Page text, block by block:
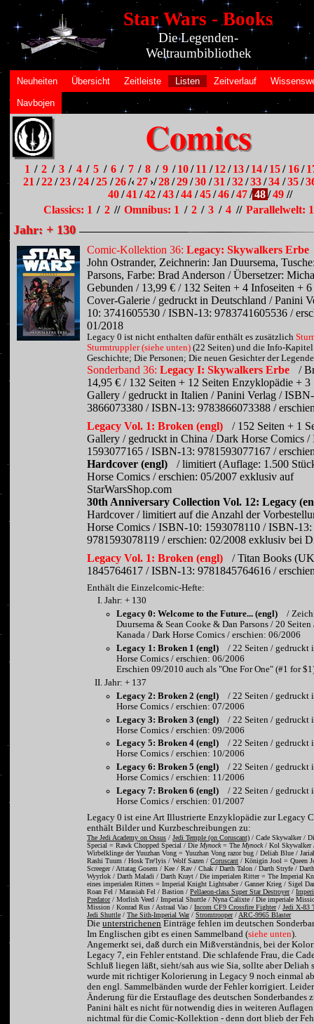
Star Wars - Books
Die Legenden-
Weltraumbibliothek
Neuheiten Übersicht Zeitleiste Listen Zeitverlauf
Navbojen
Comics
1 / 2 / 3 / 4 / 5 / 6 / 7 / 8 / 9 / 10/ 11 / 12/ 13/ 14/ 15 / 16 /
21 /22/23/24/25 / 26/‹27 ›/28/29 /30 /31 /32/33/34 / 35 /
40 /41 /42/43/44 / 45 /46/47/48 /49 //
Classics: 1 / 2 // Omnibus: 1 / 2 / 3 / 4 // Parallelwelt: 1
Jahr: + 130
Comic-Kollektion 36:Legacy: Skywalkers Erbe
John Ostrander, Zeichnerin: Jan Duursema,
Parsons, Farbe: Brad Anderson / Übersetzer:
Gebunden / 13,99 € / 132 Seiten + 4 Infoseiten + 6
Cover-Galerie / gedruckt in Deutschland / Panini
10: 3741605530 / ISBN-13: 9783741605536 /
01/2018
Legacy 0 ist nicht enthalten dafür enthält es zusätzlich
Sturmtruppler (siehe unten) (22 Seiten) und die Info-
Geschichte; Die Personen; Die neuen Gesichter der Legende
Sonderband 36:Legacy I: Skywalkers Erbe
/
14,95 € / 132 Seiten + 12 Seiten Enzyklopädie + 3
Gallery / gedruckt in Italien / Panini Verlag /
3866073380 / ISBN-13: 9783866073388 /
Legacy Vol. 1: Broken (engl)
/ 152 Seiten + 1
Gallery / gedruckt in China / Dark Horse Comics
1593077165 / ISBN-13: 9781593077167 /
Hardcover (engl)
/ limitiert (Auflage: 1.500
Horse Comics / erschien: 05/2007 exklusiv auf
StarWarsShop.com
30th Anniversary Collection Vol. 12: Legacy
Hardcover / limitiert auf die Anzahl der
Horse Comics / ISBN-10: 1593078110 / ISBN-13:
9781593078119 / erschien: 02/2008 exklusiv bei
Legacy Vol. 1: Broken (engl)
/ Titan Books
1845764617 / ISBN-13: 9781845764616 /
Enthält die Einzelcomic-Hefte:
Jahr: + 130
Legacy 0: Welcome to the Future... (engl)
/
Duursema & Sean Cooke & Dan Parsons / 20
Kanada / Dark Horse Comics / erschien: 06/2006
Legacy 1: Broken 1 (engl)
/ 22 Seiten / gedruckt
Horse Comics / erschien: 06/2006
Erschien 09/2010 auch als "One For One" (#1 for
Jahr: + 137
Legacy 2: Broken 2 (engl)
/ 22 Seiten / gedruckt
Horse Comics / erschien: 07/2006
Legacy 3: Broken 3 (engl)
/ 22 Seiten / gedruckt
Horse Comics / erschien: 09/2006
Legacy 5: Broken 4 (engl)
/ 22 Seiten / gedruckt
Horse Comics / erschien: 10/2006
Legacy 6: Broken 5 (engl)
/ 22 Seiten / gedruckt
Horse Comics / erschien: 11/2006
Legacy 7: Broken 6 (engl)
/ 22 Seiten / gedruckt
Horse Comics / erschien: 01/2007
Legacy 0 ist eine Art Illustrierte Enzyklopädie zur Legacy
enthält Bilder und Kurzbeschreibungen zu:
The Jedi Academy on Ossus /Jedi Temple (on Coruscant) / Cade Skywalker /
Special = Rawk Chopped Special / Die Mynock= The Mynock/ Kol Skywalker
Wirbelklinge der Yuuzhan Vong = Yuuzhan Vong razor bug / Deliah Blue /
Rashi Tuum / Hosk Tre'lyis / Wolf Sazen /Coruscant / Königin Jool = Queen
Screeger / Attatag Gosem / Kee / Rav / Chak / Darth Talon / Darth Stryfe /
Wyyrlok / Darth Maladi / Darth Krayt / Die imperialen Ritter = The Imperial
eines imperialen Ritters = Imperial Knight Lightsaber / Ganner Krieg / Sigel
Roan Fel / Marasiah Fel / Bastion /Pellaeon-class Super Star Destroyer/
Predator/ Morlish Veed / Imperial Shuttle / Nyna Calixte / Die imperiale
Mission / Konrad Rus / Astraal Vao /Incom CF9 Crossfire Fighter/Jedi X-83
Jedi Shuttle /The Sith-Imperial War/Stromtrooper/ ARC-9965 Blaster
Dieunterstrichenen Einträge fehlen im deutschen
Im Englischen gibt es einen Sammelband (siehe unten).
Angemerkt sei, daß durch ein Mißverständnis, bei der
Legacy 7, ein Fehler entstand. Die schlafende Frau, die
Schluß liegen läßt, sieht/sah aus wie Sia, sollte aber Deliah
wurde mit richtiger Kolorierung in Legacy 9 noch einmal
den engl. Sammelbänden wurde der Fehler korrigiert.
Änderung für die Erstauflage des deutschen Sonderbandes
Panini hält es nicht für notwendig dies in weiteren
nichtmal für die Comic-Kollektion - denn dort blieb der